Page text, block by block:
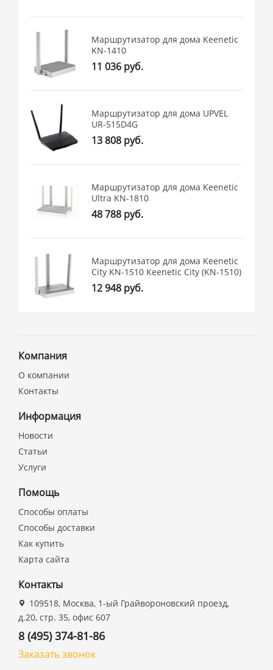
Маршрутизатор для дома Keenetic
KN-1410
11 036 руб.
Маршрутизатор для дома UPVEL
UR-515D4G
13 808 руб.
Маршрутизатор для дома Keenetic
Ultra KN-1810
48 788 руб.
Маршрутизатор для дома Keenetic
City KN-1510 Keenetic City (KN-1510)
12 948 руб.
Компания
О компании
Контакты
Информация
Новости
Статьи
Услуги
Помощь
Способы оплаты
Способы доставки
Как купить
Карта сайта
Контакты
109518, Москва, 1-ый Грайвороновский проезд,
д.20, стр. 35, офис 607
8 (495) 374-81-86
Заказать звонок